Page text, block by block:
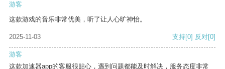
游客
这款游戏的音乐非常优美，听了让人心旷神怡。
2025-11-03 支持[0] 反对[0]
游客
这款加速器app的客服很贴心，遇到问题都能及时解决，服务态度非常